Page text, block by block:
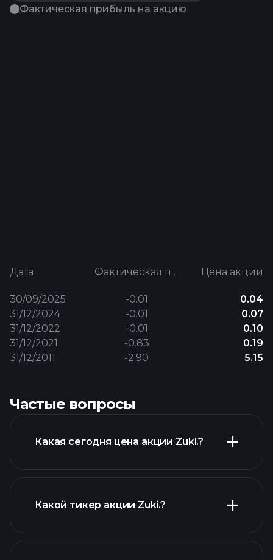
Фактическая прибыль на акцию
Дата Фактическая прибыль на акцию Цена акции
30/09/2025 -0.01
0.04
31/12/2024
-0.01
0.07
31/12/2022
-0.01
0.10
31/12/2021
-0.83
0.19
31/12/2011
-2.90 5.15
Частые вопросы
Какая сегодня цена акции Zuki.?
расширенном графике
Какой тикер акции Zuki.?